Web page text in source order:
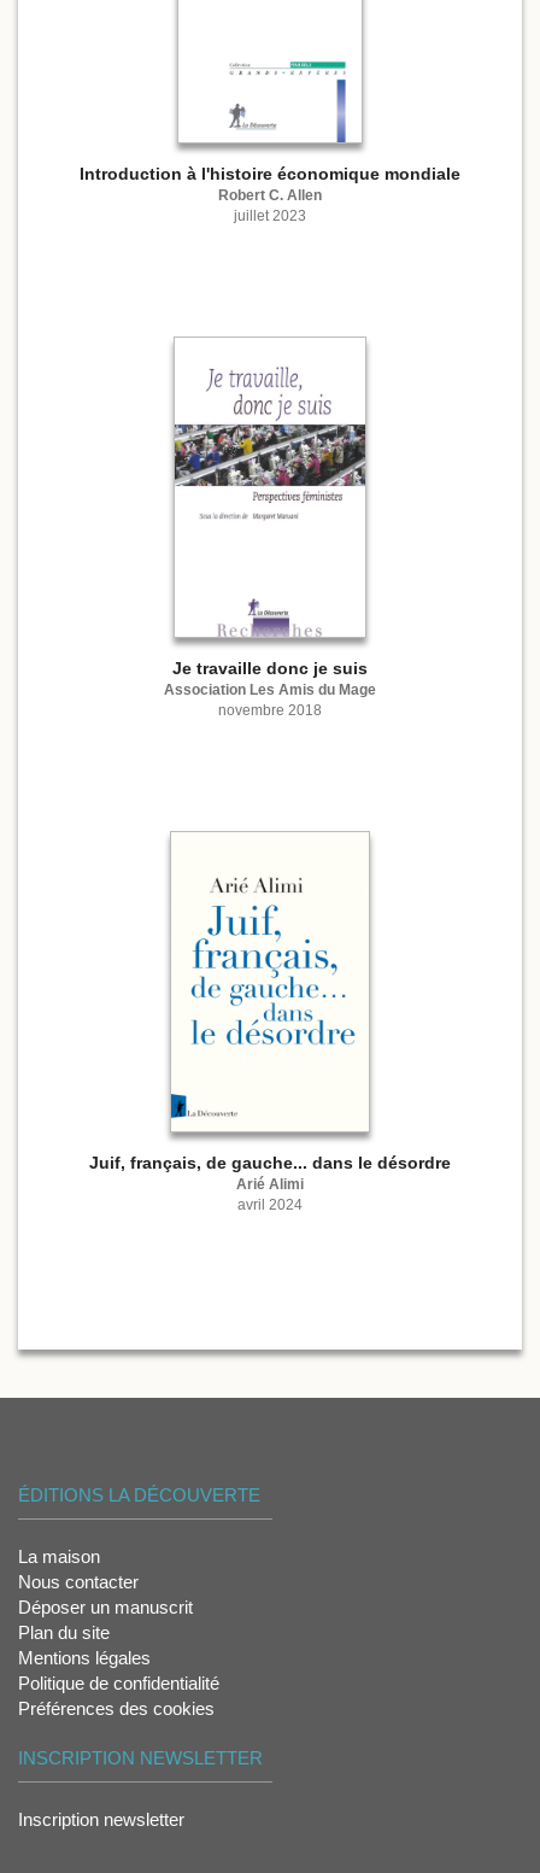
Introduction à l'histoire économique mondiale
Robert C. Allen
juillet 2023
Je travaille donc je suis
Association Les Amis du Mage
novembre 2018
Juif, français, de gauche... dans le désordre
Arié Alimi
avril 2024
ÉDITIONS LA DÉCOUVERTE
La maison
Nous contacter
Déposer un manuscrit
Plan du site
Mentions légales
Politique de confidentialité
Préférences des cookies
INSCRIPTION NEWSLETTER
Inscription newsletter